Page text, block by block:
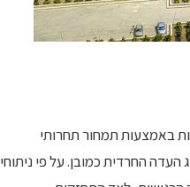
באמצעות תמחור תחרותי
העדה החרדית כמובן. על פי ניתוחי